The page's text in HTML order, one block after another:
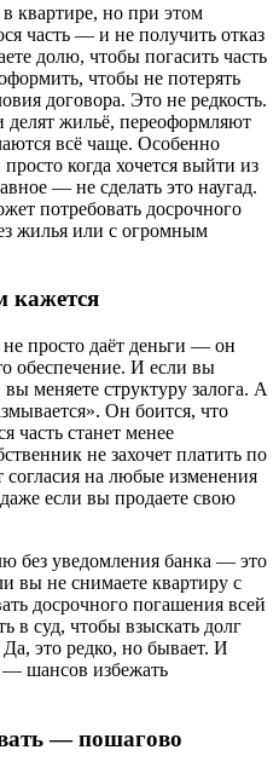
квартире, но при этом
часть — и не получить отказ
долю, чтобы погасить часть
чтобы не потерять
договора. Это не редкость.
делят жильё, переоформляют
всё чаще. Особенно
когда хочется выйти из
— не сделать это наугад.
потребовать досрочного
жилья или с огромным
кажется
просто даёт деньги — он
обеспечение. И если вы
меняете структуру залога. А
Он боится, что
часть станет менее
не захочет платить по
согласия на любые изменения
если вы продаете свою
без уведомления банка — это
вы не снимаете квартиру с
досрочного погашения всей
суд, чтобы взыскать долг
это редко, но бывает. И
— шансов избежать
— пошагово